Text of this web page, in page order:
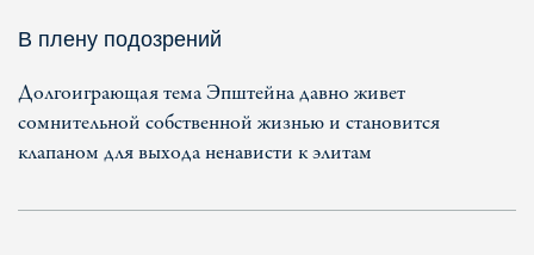
В плену подозрений
Долгоиграющая тема Эпштейна давно живет
сомнительной собственной жизнью и становится
клапаном для выхода ненависти к элитам